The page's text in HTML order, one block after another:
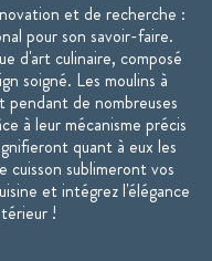
12 cm, 18 cm, 22 cm, 30
mines et non de la mer
et de recherche :
pour son savoir-faire.
d'art culinaire, composé
soigné. Les moulins à
pendant de nombreuses
à leur mécanisme précis
quant à eux les
cuisson sublimeront vos
et intégrez l'élégance
!